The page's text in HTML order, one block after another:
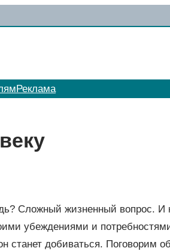
Реклама
Сложный жизненный вопрос. И
убеждениями и
станет добиваться. Поговорим